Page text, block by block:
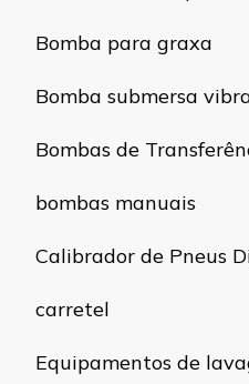
Bomba para graxa
Bomba submersa
Bombas de
bombas manuais
Calibrador de Pneus
carretel
Equipamentos de